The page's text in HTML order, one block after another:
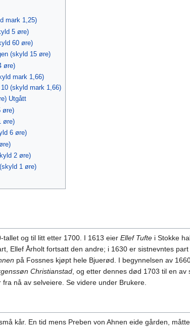
mark 1,25)
5 øre)
60 øre)
(skyld 15 øre)
øre)
mark 1,66)
(skyld mark 1,66)
Utgått
øre)
øre)
6 øre)
2 øre)
1 øre)
og til litt etter 1700. I 1613 eier Ellef Tufte i Stokke
Ellef Årholt fortsatt den andre; i 1630 er sistnevntes
på Fossnes kjøpt hele Bjuerød. I begynnelsen av
Christianstad, og etter dennes død 1703 til en av
nå av selveiere. Se videre under Brukere.
kår. En tid mens Preben von Ahnen eide gården,